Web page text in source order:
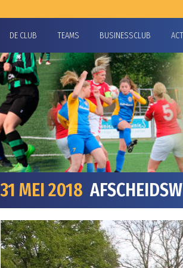
DE CLUB TEAMS BUSINESSCLUB
31 MEI 2018